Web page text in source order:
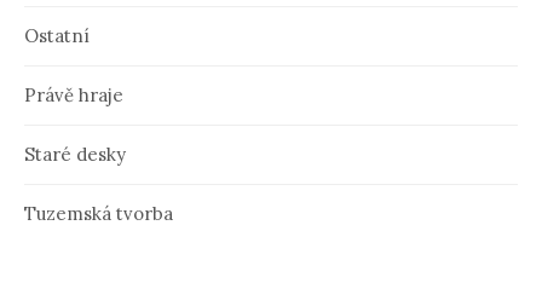
Ostatní
Právě hraje
Staré desky
Tuzemská tvorba